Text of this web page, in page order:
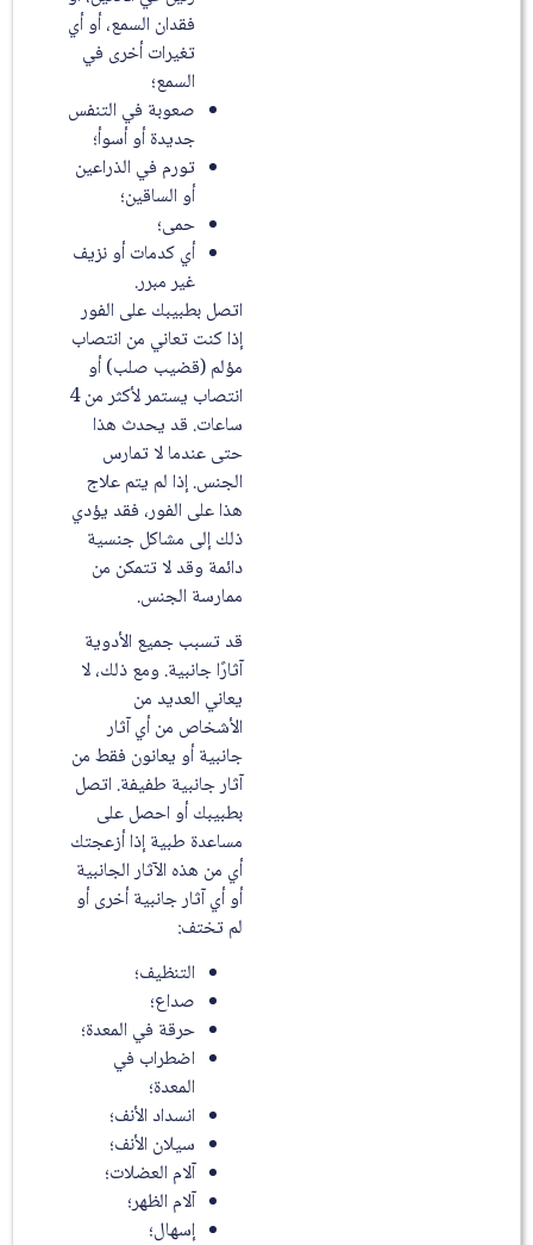
فقدان السمع، أو أي
تغيرات أخرى في
السمع؛
صعوبة في التنفس
جديدة أو أسوأ؛
تورم في الذراعين
أو الساقين؛
حمى؛
أي كدمات أو نزيف
غير مبرر.
اتصل بطبيبك على الفور
إذا كنت تعاني من انتصاب
مؤلم (قضيب صلب) أو
انتصاب يستمر لأكثر من 4
ساعات. قد يحدث هذا
حتى عندما لا تمارس
الجنس. إذا لم يتم علاج
هذا على الفور، فقد يؤدي
ذلك إلى مشاكل جنسية
دائمة وقد لا تتمكن من
ممارسة الجنس.
قد تسبب جميع الأدوية
آثارًا جانبية. ومع ذلك، لا
يعاني العديد من
الأشخاص من أي آثار
جانبية أو يعانون فقط من
آثار جانبية طفيفة. اتصل
بطبيبك أو احصل على
مساعدة طبية إذا أزعجتك
أي من هذه الآثار الجانبية
أو أي آثار جانبية أخرى أو
لم تختف:
التنظيف؛
صداع؛
حرقة في المعدة؛
اضطراب في
المعدة؛
انسداد الأنف؛
سيلان الأنف؛
آلام العضلات؛
آلام الظهر؛
إسهال؛